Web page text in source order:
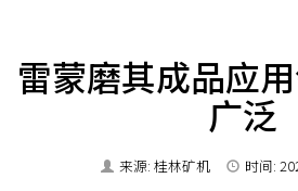
雷蒙磨其成品应
广泛
来源: 桂林矿机 时间: